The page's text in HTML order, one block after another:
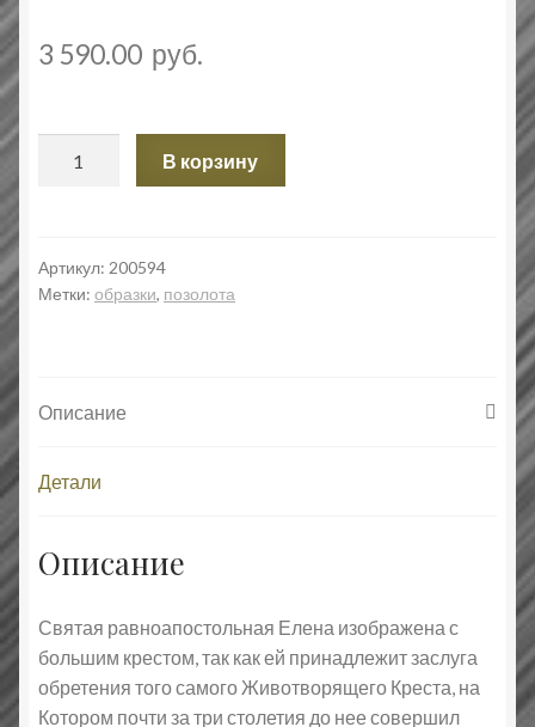
3 590.00 руб.
Царица
Елена»
В корзину
Артикул: 200594
Метки: образки, позолота
Описание
Детали
Описание
Святая равноапостольная Елена изображена с
большим крестом, так как ей принадлежит заслуга
обретения того самого Животворящего Креста, на
Котором почти за три столетия до нее совершил